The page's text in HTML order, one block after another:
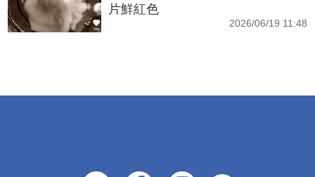
片鮮紅色
2026/06/19 11:48